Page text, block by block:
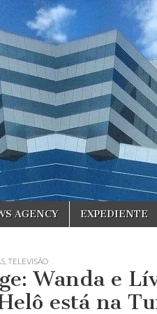
AGENCY EXPEDIENTE
TELEVISÃO
Wanda e
está na